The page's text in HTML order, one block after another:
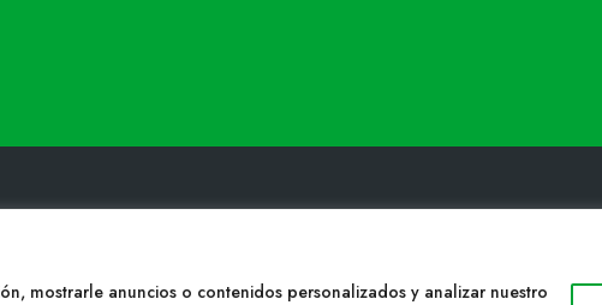
mostrarle anuncios o contenidos personalizados y analizar nuestro
CONTACTO WEB